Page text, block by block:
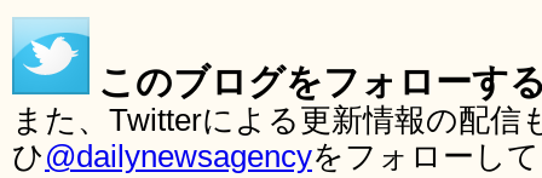
このブログをフォローす
また、Twitterによる更新情報の配
ひ@dailynewsagencyをフォローし